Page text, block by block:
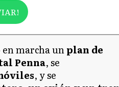
en marcha unplan de
Penna, se
, y se